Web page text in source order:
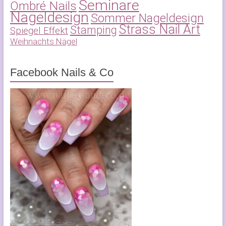
Ombré Nails Seminare
NageldesignSommer Nageldesign
Spiegel Effekt Stamping Strass Nail Art
Weihnachts Nägel
Facebook Nails & Co